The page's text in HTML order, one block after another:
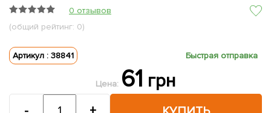
0 отзывов
(общий рейтинг: 0)
Артикул : 38841 Быстрая отправка
Цена: 61 грн